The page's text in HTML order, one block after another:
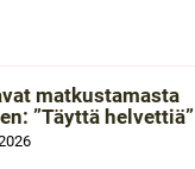
matkustamasta
”Täyttä helvettiä”